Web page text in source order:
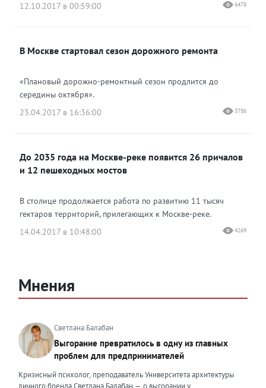
12.10.2017 в 00:59:00
6478
В Москве стартовал сезон дорожного ремонта
«Плановый дорожно-ремонтный сезон продлится до
середины октября».
23.04.2017 в 16:36:00
3786
До 2035 года на Москве-реке появится 26 причалов
и 12 пешеходных мостов
В столице продолжается работа по развитию 11 тысяч
гектаров территорий, прилегающих к Москве-реке.
14.04.2017 в 10:48:00
4269
Мнения
Светлана Балабан
Выгорание превратилось в одну из главных
проблем для предпринимателей
Кризисный психолог, преподаватель Университета архитектуры
личного бренда Светлана Балабан — о выгорании у